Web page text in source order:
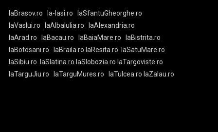
laBrasov.ro la-Iasi.ro
laSfantuGheorghe.ro
laVaslui.ro
laAlbaIulia.ro
laAlexandria.ro
laArad.ro
laBacau.ro laBaiaMare.ro
laBistrita.ro
laBotosani.ro
laBraila.ro laResita.ro
laSatuMare.ro
laSibiu.ro
laSlatina.ro laSlobozia.ro laTargoviste.ro
laTarguJiu.ro
laTarguMures.ro laTulcea.ro laZalau.ro